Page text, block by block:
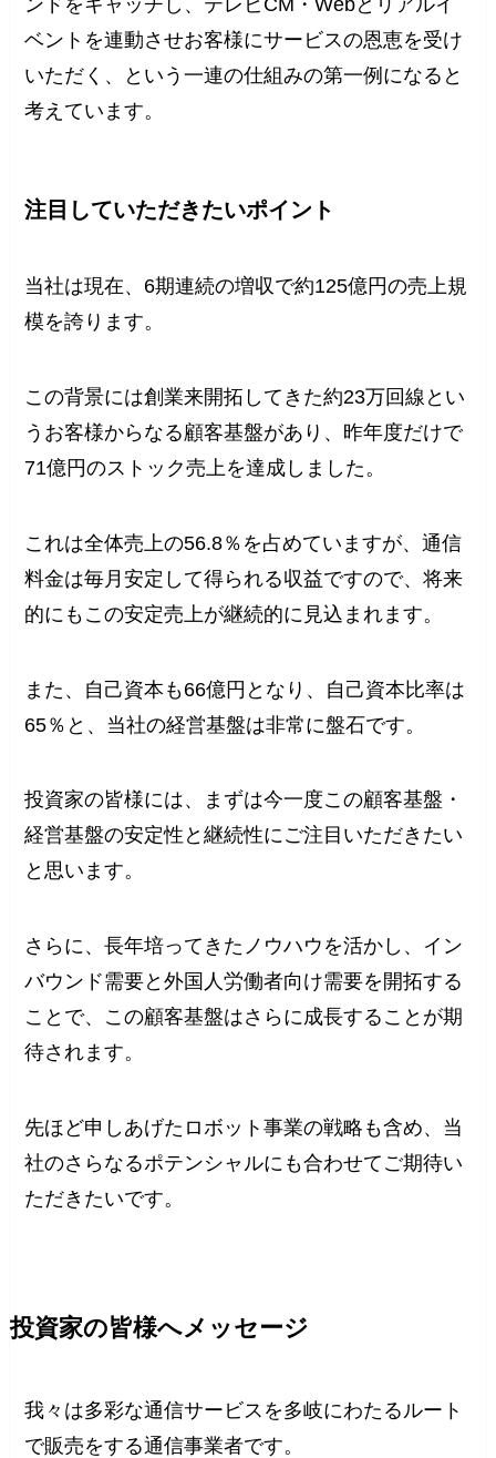
ンドをキャッチし、テレビCM・Webとリアルイ
ベントを連動させお客様にサービスの恩恵を受け
いただく、という一連の仕組みの第一例になると
考えています。
注目していただきたいポイント
当社は現在、6期連続の増収で約125億円の売上規
模を誇ります。
この背景には創業来開拓してきた約23万回線とい
うお客様からなる顧客基盤があり、昨年度だけで
71億円のストック売上を達成しました。
これは全体売上の56.8％を占めていますが、通信
料金は毎月安定して得られる収益ですので、将来
的にもこの安定売上が継続的に見込まれます。
また、自己資本も66億円となり、自己資本比率は
65％と、当社の経営基盤は非常に盤石です。
投資家の皆様には、まずは今一度この顧客基盤・
経営基盤の安定性と継続性にご注目いただきたい
と思います。
さらに、長年培ってきたノウハウを活かし、イン
バウンド需要と外国人労働者向け需要を開拓する
ことで、この顧客基盤はさらに成長することが期
待されます。
先ほど申しあげたロボット事業の戦略も含め、当
社のさらなるポテンシャルにも合わせてご期待い
ただきたいです。
投資家の皆様へメッセージ
我々は多彩な通信サービスを多岐にわたるルート
で販売をする通信事業者です。